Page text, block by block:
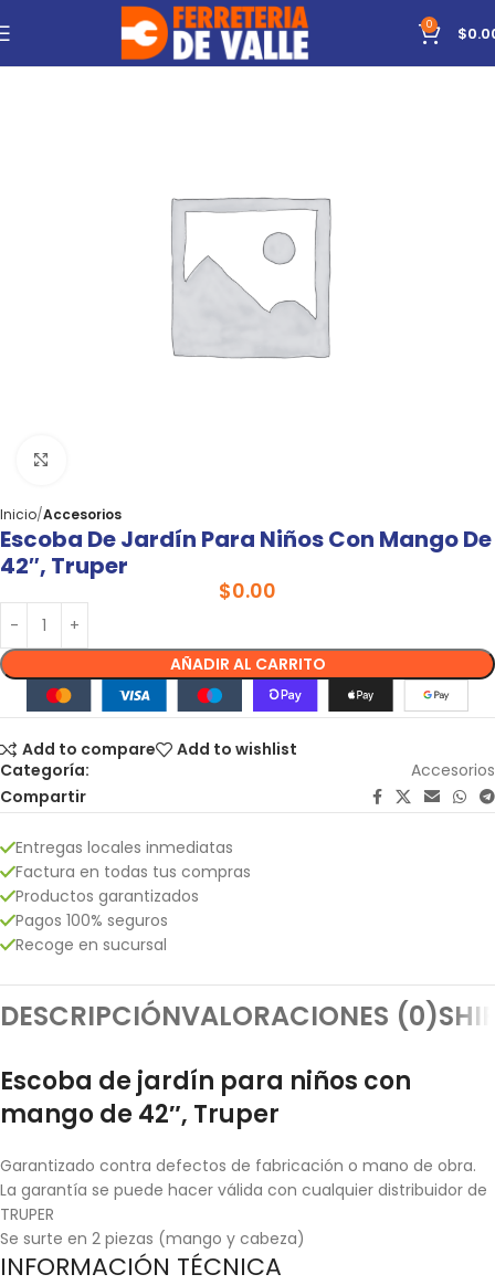
0 $
Inicio Accesorios
Escoba De Jardín Para Niños Con Mango De
42″, Truper
$0.00
AÑADIR AL CARRITO
Add to compare
Add to wishlist
Categoría:
Accesorios
Compartir
Entregas locales inmediatas
Factura en todas tus compras
Productos garantizados
Pagos 100% seguros
Recoge en sucursal
DESCRIPCIÓNVALORACIONES (0)
Escoba de jardín para niños con
mango de 42″, Truper
Garantizado contra defectos de fabricación o mano de obra.
La garantía se puede hacer válida con cualquier distribuidor de
TRUPER
Se surte en 2 piezas (mango y cabeza)
INFORMACIÓN TÉCNICA